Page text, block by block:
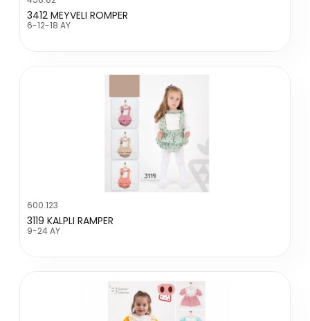
3412 MEYVELI ROMPER
6-12-18 AY
600.123
3119 KALPLI RAMPER
9-24 AY